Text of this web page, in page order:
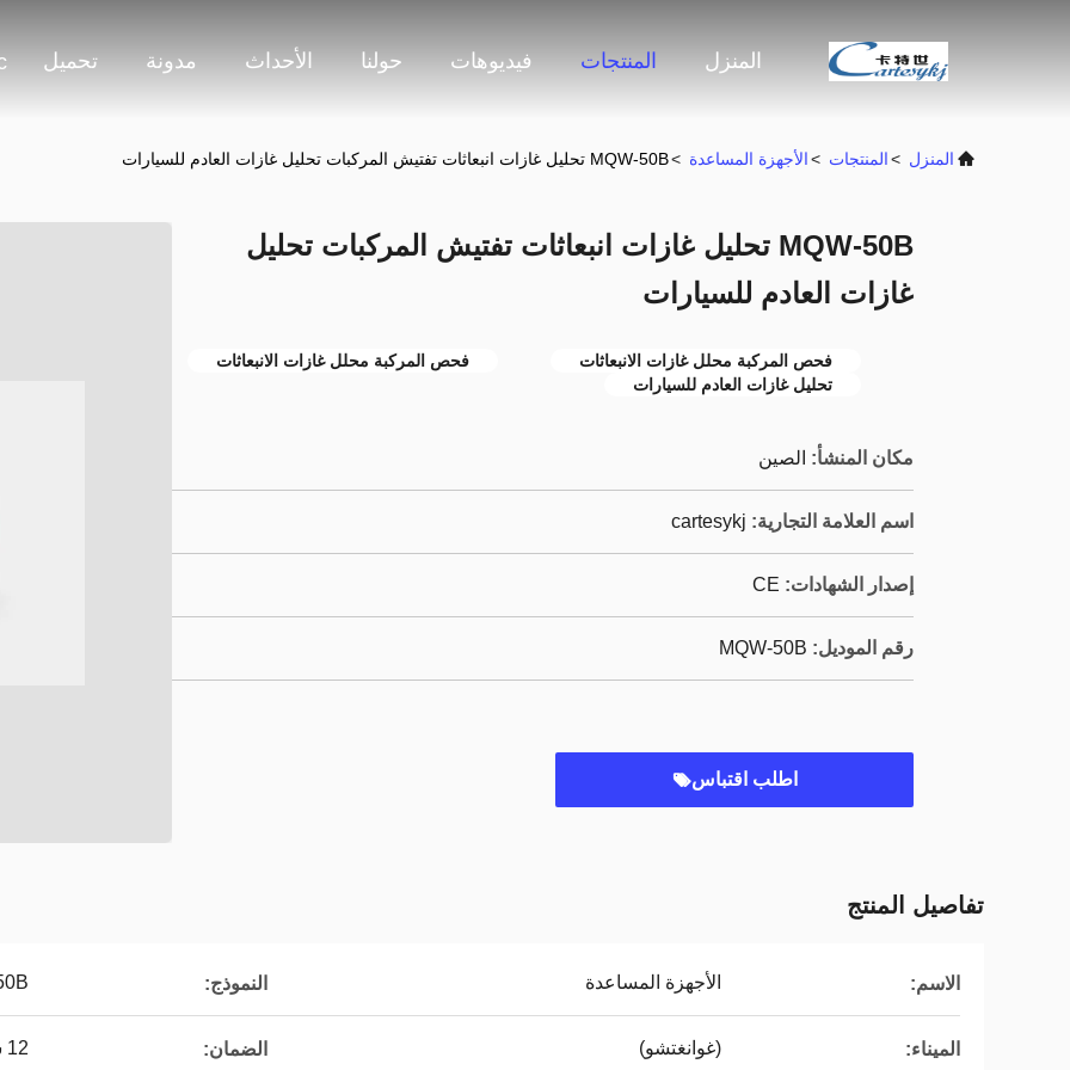
المنزل المنتجات فيديوهات حولنا الأحداث مدونة تحميل
المنزل >المنتجات >الأجهزة المساعدة >MQW-50B تحليل غازات انبعاثات تفتيش المركبات تحليل غازات العادم للسيارات
MQW-50B تحليل غازات انبعاثات تفتيش المركبات تحليل
غازات العادم للسيارات
فحص المركبة محلل غازات الانبعاثات
فحص المركبة محلل غازات الانبعاثات
تحليل غازات العادم للسيارات
مكان المنشأ: الصين
اسم العلامة التجارية: cartesykj
إصدار الشهادات: CE
رقم الموديل: MQW-50B
اطلب اقتباس
تفاصيل المنتج
الاسم: الأجهزة المساعدة النموذج:
الميناء: (غوانغتشو) الضمان: 12 شهراً